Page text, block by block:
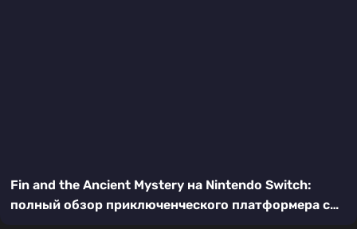
Fin and the Ancient Mystery на Nintendo Switch:
полный обзор приключенческого платформера с